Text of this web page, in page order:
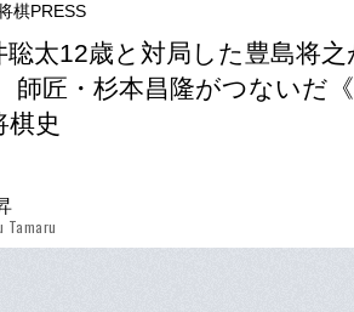
棋PRESS
聡太12歳と対局した豊島将
師匠・杉本昌隆がつないだ
棋史
Tamaru